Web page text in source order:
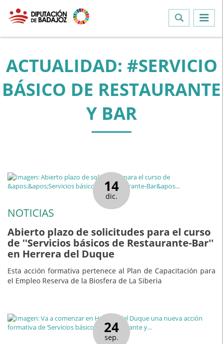
ACTUALIDAD: #SERVICIO
BÁSICO DE RESTAURANTE
Y BAR
14
dic.
NOTICIAS
Abierto plazo de solicitudes para el curso
de ''Servicios básicos de Restaurante-Bar''
en Herrera del Duque
Esta acción formativa pertenece al Plan de Capacitación para
el Empleo Reserva de la Biosfera de La Siberia
24
sep.